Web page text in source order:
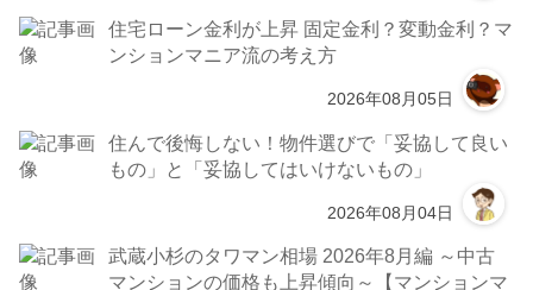
住宅ローン金利が上昇 固定金利？変動金利？マ
ンションマニア流の考え方
2026年08月05日
住んで後悔しない！物件選びで「妥協して良い
もの」と「妥協してはいけないもの」
2026年08月04日
武蔵小杉のタワマン相場 2026年8月編 ～中古
マンションの価格も上昇傾向～【マンションマ